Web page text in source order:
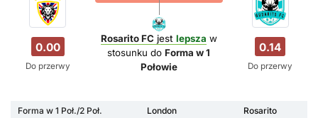
0.00
Do przerwy
Rosarito FCjest lepsza w
stosunku doForma w 1
Połowie
0.14
Do przerwy
Forma w 1 Poł./2 Poł. London
Rosarito